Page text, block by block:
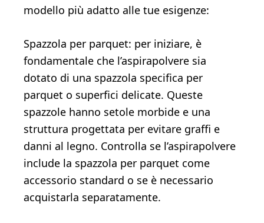
modello più adatto alle tue esigenze:
Spazzola per parquet: per iniziare, è
fondamentale che l’aspirapolvere sia
dotato di una spazzola specifica per
parquet o superfici delicate. Queste
spazzole hanno setole morbide e una
struttura progettata per evitare graffi e
danni al legno. Controlla se l’aspirapolvere
include la spazzola per parquet come
accessorio standard o se è necessario
acquistarla separatamente.